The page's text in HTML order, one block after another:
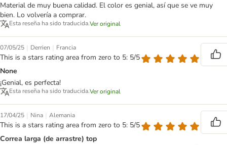
Material de muy buena calidad. El color es genial, así que se ve muy
bien. Lo volvería a comprar.
Esta reseña ha sido traducida.Ver original
07/05/25 | Derrien | Francia
This is a stars rating area from zero to 5: 5/5
None
¡Genial, es perfecta!
Esta reseña ha sido traducida.Ver original
17/04/25 | Nina | Alemania
This is a stars rating area from zero to 5: 5/5
Correa larga (de arrastre) top